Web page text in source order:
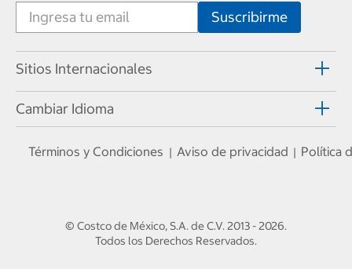
Sitios Internacionales
Cambiar Idioma
Términos y Condiciones | Aviso de privacidad | Política
© Costco de México, S.A. de C.V.2013 - 2026.
Todos los Derechos Reservados.